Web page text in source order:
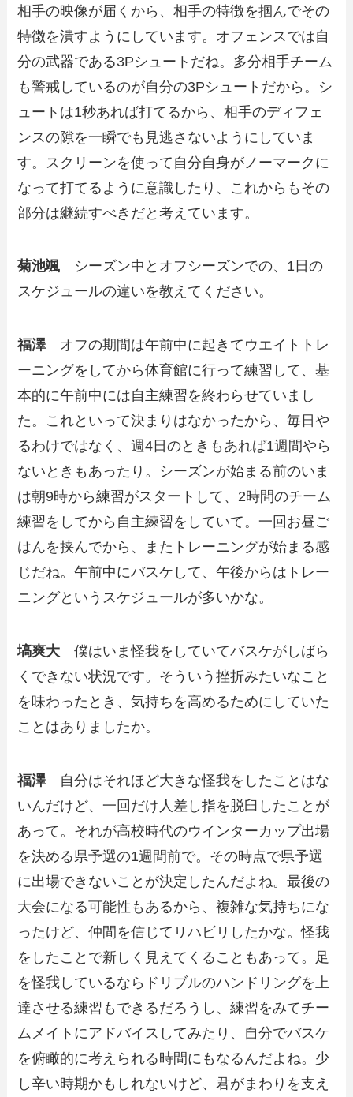
相手の映像が届くから、相手の特徴を掴んでその
特徴を潰すようにしています。オフェンスでは自
分の武器である3Pシュートだね。多分相手チーム
も警戒しているのが自分の3Pシュートだから。シ
ュートは1秒あれば打てるから、相手のディフェ
ンスの隙を一瞬でも見逃さないようにしていま
す。スクリーンを使って自分自身がノーマークに
なって打てるように意識したり、これからもその
部分は継続すべきだと考えています。
菊池颯 シーズン中とオフシーズンでの、1日の
スケジュールの違いを教えてください。
福澤 オフの期間は午前中に起きてウエイトトレ
ーニングをしてから体育館に行って練習して、基
本的に午前中には自主練習を終わらせていまし
た。これといって決まりはなかったから、毎日や
るわけではなく、週4日のときもあれば1週間やら
ないときもあったり。シーズンが始まる前のいま
は朝9時から練習がスタートして、2時間のチーム
練習をしてから自主練習をしていて。一回お昼ご
はんを挟んでから、またトレーニングが始まる感
じだね。午前中にバスケして、午後からはトレー
ニングというスケジュールが多いかな。
塙爽大 僕はいま怪我をしていてバスケがしばら
くできない状況です。そういう挫折みたいなこと
を味わったとき、気持ちを高めるためにしていた
ことはありましたか。
福澤 自分はそれほど大きな怪我をしたことはな
いんだけど、一回だけ人差し指を脱臼したことが
あって。それが高校時代のウインターカップ出場
を決める県予選の1週間前で。その時点で県予選
に出場できないことが決定したんだよね。最後の
大会になる可能性もあるから、複雑な気持ちにな
ったけど、仲間を信じてリハビリしたかな。怪我
をしたことで新しく見えてくることもあって。足
を怪我しているならドリブルのハンドリングを上
達させる練習もできるだろうし、練習をみてチー
ムメイトにアドバイスしてみたり、自分でバスケ
を俯瞰的に考えられる時間にもなるんだよね。少
し辛い時期かもしれないけど、君がまわりを支え